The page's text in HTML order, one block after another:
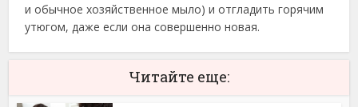
и обычное хозяйственное мыло) и отгладить горячим
утюгом, даже если она совершенно новая.
Читайте еще: